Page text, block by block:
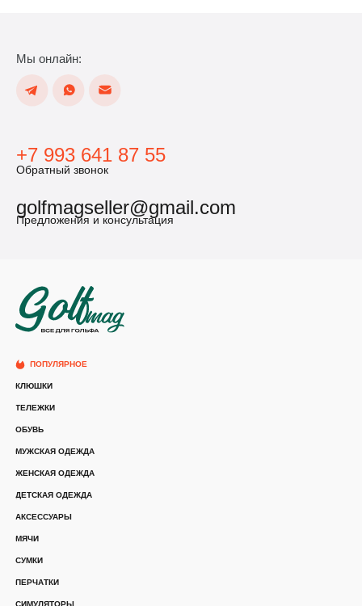
+7 993 641 87 55
Обратный звонок
golfmagseller@gmail.com
Предложения и консультация
Мы онлайн:
КЛЮШКИ
СУМКИ
ОБУВЬ
ПЕРЧАТКИ
ТЕЛЕЖКИ
МЯЧИ
СИМУЛЯТОРЫ
МУЖСКАЯ ОДЕЖДА
ЖЕНСКАЯ ОДЕЖДА
ДЕТСКАЯ ОДЕЖДА
АКСЕССУАРЫ
ПОПУЛЯРНОЕ